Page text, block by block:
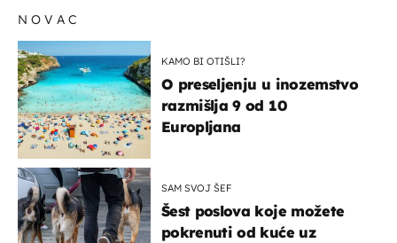
NOVAC
KAMO BI OTIŠLI?
O preseljenju u inozemstvo
razmišlja 9 od 10
Europljana
SAM SVOJ ŠEF
Šest poslova koje možete
pokrenuti od kuće uz